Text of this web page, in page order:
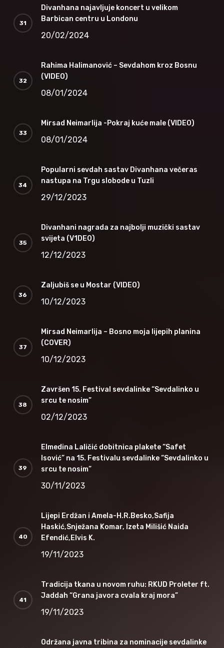
Divanhana najavljuje koncert u velikom
Barbican centru u Londonu
20/02/2024
Rahima Halimanović – Sevdahom kroz Bosnu
(VIDEO)
08/01/2024
Mirsad Neimarlija -Pokraj kuće male (VIDEO)
08/01/2024
Popularni sevdah sastav Divanhana večeras
nastupa na Trgu slobode u Tuzli
29/12/2023
Divanhani nagrada za najbolji muzički sastav
svijeta (V1DEO)
12/12/2023
Zaljubiš se u Mostar (VIDEO)
10/12/2023
Mirsad Neimarlija – Bosno moja lijepih planina
(COVER)
10/12/2023
Završen 15. Festival sevdalinke “Sevdalinko u
srcu te nosim”
02/12/2023
Elmedina Laličić dobitnica plakete “Safet
Isović” na 15. Festivalu sevdalinke “Sevdalinko u
srcu te nosim”
30/11/2023
Lijepi Erdžan i Amela-H.R.Besko,Safija
Haskić,Snježana Komar, Izeta Milišić Naida
Efendić,Elvis K.
19/11/2023
Tradicija tkana u novom ruhu: RKUD Proleter ft.
Jaddah “Grana javora cvala kraj mora”
19/11/2023
Održana javna tribina za nominacije sevdalinke